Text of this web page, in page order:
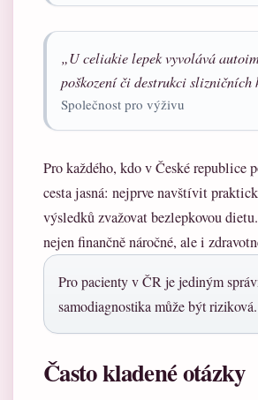
„U celiakie lepek vyvolává
poškození či destrukci
Společnost pro výživu
Pro každého, kdo v České
cesta jasná: nejprve navštívit
výsledků zvažovat bezlepkovou
nejen finančně náročné, ale i
Pro pacienty v ČR je jediným
samodiagnostika může být riziková.
Často kladené otázky